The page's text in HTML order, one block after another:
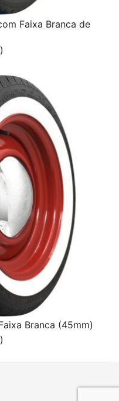
Faixa Branca de
Branca (45mm)